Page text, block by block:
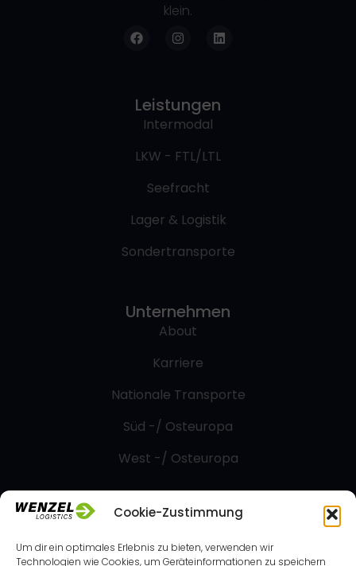
Cookie-Zustimmung
Um dir ein optimales Erlebnis zu bieten, verwenden wir
Technologien wie Cookies, um Geräteinformationen zu speichern
klein.
Leistungen
Intermodal
LKW - FTL/LTL
Seefracht
Lager & Logistik
Sondertransporte
Unternehmen
About
Karriere
Nationale Transporte
Süd -/ Osteuropa
West -/ Osteuropa
Kontakt